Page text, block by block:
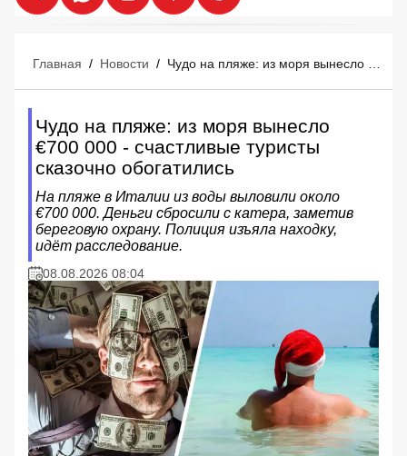
Главная / Новости /
Чудо на пляже: из моря вынесло
€700 000 - счастливые туристы
сказочно обогатились
На пляже в Италии из воды выловили около
€700 000. Деньги сбросили с катера, заметив
береговую охрану. Полиция изъяла находку,
идёт расследование.
08.08.2026 08:04